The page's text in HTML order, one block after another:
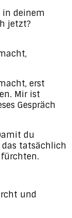
in deinem
jetzt?
erst
Mir ist
Gespräch
du
tatsächlich
und